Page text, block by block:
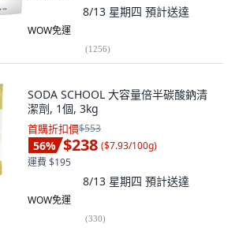
8/13 星期四 預計送達
WOW免運
(1256)
SODA SCHOOL 大容量倍半碳酸鈉清
潔劑, 1個, 3kg
首購折扣價$553
56% $238 ($7.93/100g)
運費 $195
8/13 星期四 預計送達
WOW免運
(330)